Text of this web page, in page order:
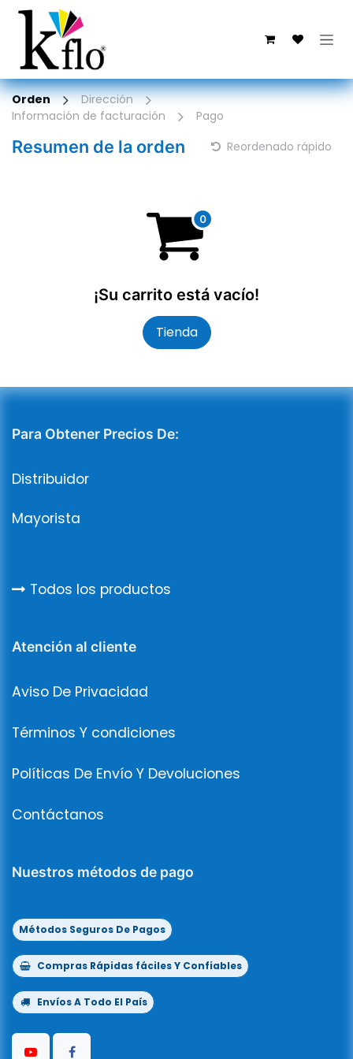
Ir al contenido
Orden
Dirección
Información de facturación
Pago
Resumen de la orden Reordenado rápido
¡Su carrito está vacío!
Tienda
Para Obtener Precios De:
Distribuidor
Mayorista
Todos los productos
Atención al cliente
Aviso De Privacidad
Términos Y condiciones
Políticas De Envío Y Devoluciones
Contáctanos
Nuestros métodos de pago
Métodos Seguros De Pagos
Compras Rápidas fáciles Y Confiables
Envíos A Todo El País